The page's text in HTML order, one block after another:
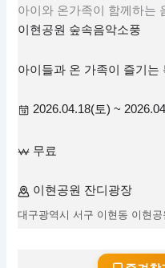
아이와 온가족이 함께하는
이현공원 숲속음악소풍
아이들과 온 가족이 즐기는
2026.04.18(토) ~
무료
이현공원 잔디광장
대구광역시 서구 이현동 이현공